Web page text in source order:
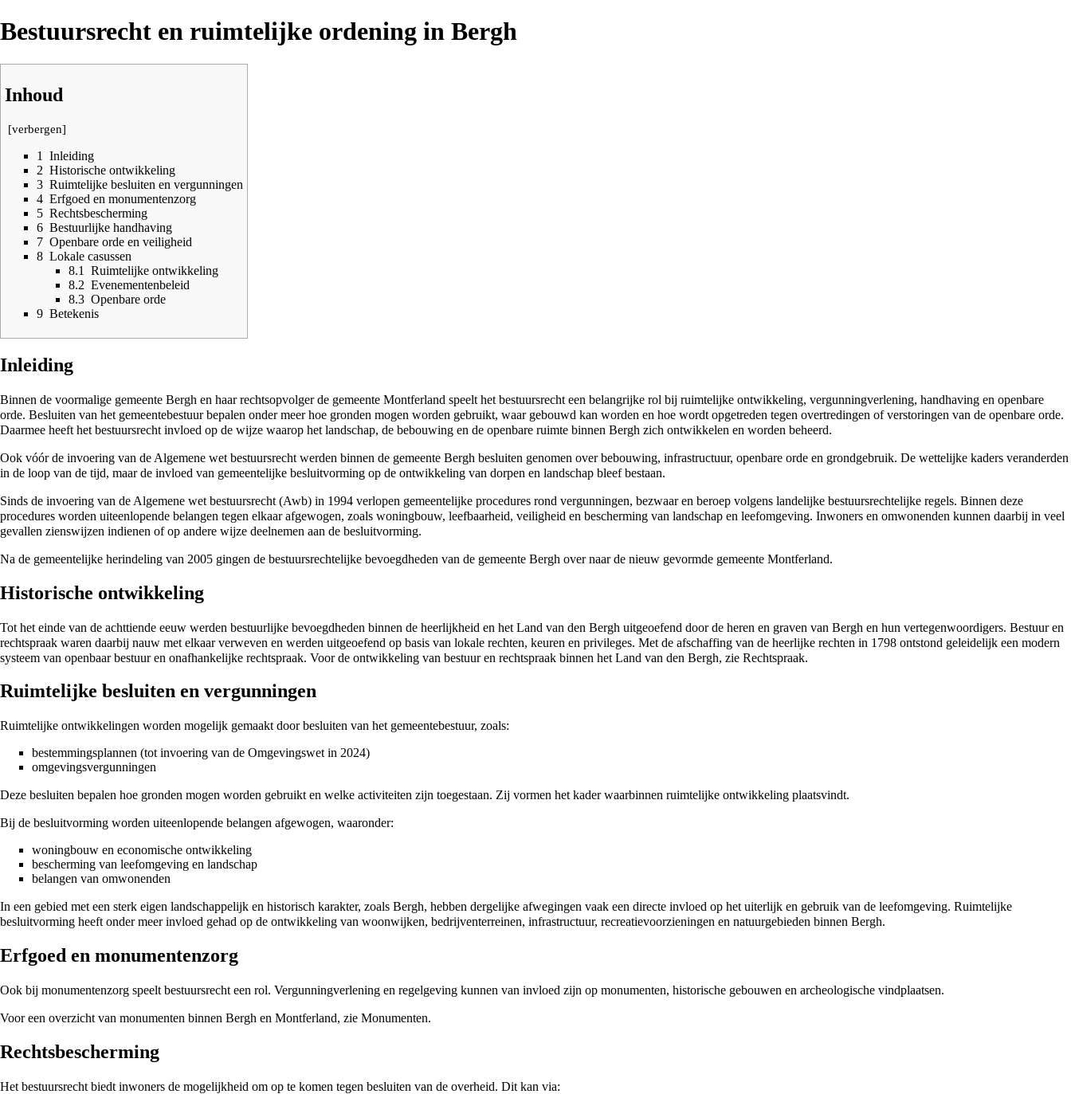
Bestuursrecht en ruimtelijke ordening in Bergh
Inhoud
[verbergen]
1
Inleiding
2 Historische ontwikkeling
3 Ruimtelijke besluiten en vergunningen
4 Erfgoed en monumentenzorg
5 Rechtsbescherming
6 Bestuurlijke handhaving
7 Openbare orde en veiligheid
8 Lokale casussen
8.1
Ruimtelijke ontwikkeling
8.2 Evenementenbeleid
8.3 Openbare orde
9 Betekenis
Inleiding
Binnen de voormalige gemeente Bergh en haar rechtsopvolger de gemeente Montferland speelt het bestuursrecht een belangrijke rol bij ruimtelijke ontwikkeling, vergunningverlening, handhaving en openbare
orde. Besluiten van het gemeentebestuur bepalen onder meer hoe gronden mogen worden gebruikt, waar gebouwd kan worden en hoe wordt opgetreden tegen overtredingen of verstoringen van de openbare orde.
Daarmee heeft het bestuursrecht invloed op de wijze waarop het landschap, de bebouwing en de openbare ruimte binnen Bergh zich ontwikkelen en worden beheerd.
Ook vóór de invoering van de Algemene wet bestuursrecht werden binnen de gemeente Bergh besluiten genomen over bebouwing, infrastructuur, openbare orde en grondgebruik. De wettelijke kaders veranderden
in de loop van de tijd, maar de invloed van gemeentelijke besluitvorming op de ontwikkeling van dorpen en landschap bleef bestaan.
Sinds de invoering van de Algemene wet bestuursrecht (Awb) in 1994 verlopen gemeentelijke procedures rond vergunningen, bezwaar en beroep volgens landelijke bestuursrechtelijke regels. Binnen deze
procedures worden uiteenlopende belangen tegen elkaar afgewogen, zoals woningbouw, leefbaarheid, veiligheid en bescherming van landschap en leefomgeving. Inwoners en omwonenden kunnen daarbij in veel
gevallen zienswijzen indienen of op andere wijze deelnemen aan de besluitvorming.
Na de gemeentelijke herindeling van 2005 gingen de bestuursrechtelijke bevoegdheden van de gemeente Bergh over naar de nieuw gevormde gemeente Montferland.
Historische ontwikkeling
Tot het einde van de achttiende eeuw werden bestuurlijke bevoegdheden binnen de heerlijkheid en het Land van den Bergh uitgeoefend door de heren en graven van Bergh en hun vertegenwoordigers. Bestuur en
rechtspraak waren daarbij nauw met elkaar verweven en werden uitgeoefend op basis van lokale rechten, keuren en privileges. Met de afschaffing van de heerlijke rechten in 1798 ontstond geleidelijk een modern
systeem van openbaar bestuur en onafhankelijke rechtspraak. Voor de ontwikkeling van bestuur en rechtspraak binnen het Land van den Bergh, zie Rechtspraak.
Ruimtelijke besluiten en vergunningen
Ruimtelijke ontwikkelingen worden mogelijk gemaakt door besluiten van het gemeentebestuur, zoals:
bestemmingsplannen (tot invoering van de Omgevingswet in 2024)
omgevingsvergunningen
Deze besluiten bepalen hoe gronden mogen worden gebruikt en welke activiteiten zijn toegestaan. Zij vormen het kader waarbinnen ruimtelijke ontwikkeling plaatsvindt.
Bij de besluitvorming worden uiteenlopende belangen afgewogen, waaronder:
woningbouw en economische ontwikkeling
bescherming van leefomgeving en landschap
belangen van omwonenden
In een gebied met een sterk eigen landschappelijk en historisch karakter, zoals Bergh, hebben dergelijke afwegingen vaak een directe invloed op het uiterlijk en gebruik van de leefomgeving. Ruimtelijke
besluitvorming heeft onder meer invloed gehad op de ontwikkeling van woonwijken, bedrijventerreinen, infrastructuur, recreatievoorzieningen en natuurgebieden binnen Bergh.
Erfgoed en monumentenzorg
Ook bij monumentenzorg speelt bestuursrecht een rol. Vergunningverlening en regelgeving kunnen van invloed zijn op monumenten, historische gebouwen en archeologische vindplaatsen.
Voor een overzicht van monumenten binnen Bergh en Montferland, zie Monumenten.
Rechtsbescherming
Het bestuursrecht biedt inwoners de mogelijkheid om op te komen tegen besluiten van de overheid. Dit kan via: